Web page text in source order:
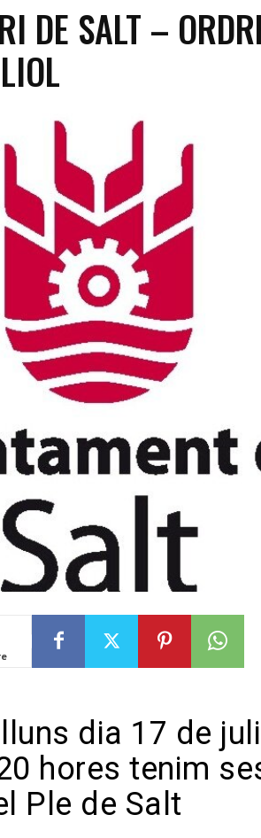
DE SALT –
dia 17 de
hores tenim
Ple de Salt